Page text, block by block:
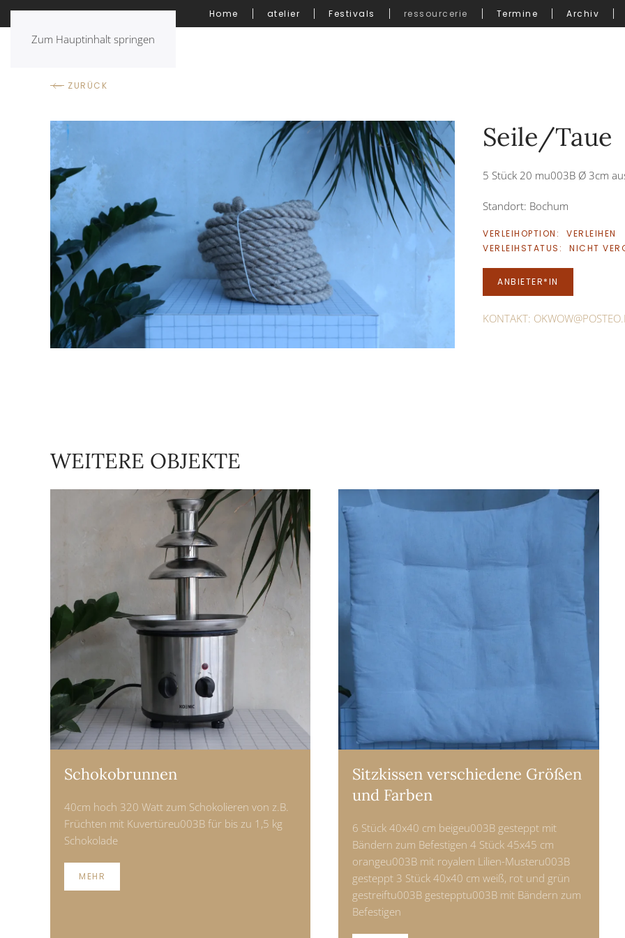
Zum Hauptinhalt springen
Home atelier Festivals ressourcerie Termine Archiv
ZURÜCK
Seile/Taue
5 Stück 20 mu003B Ø 3cm
Standort: Bochum
VERLEIHOPTION:
VERLEIHEN
VERLEIHSTATUS:
NICHT
ANBIETER*IN
KONTAKT:
WEITERE OBJEKTE
Schokobrunnen
40cm hoch 320 Watt zum Schokolieren von z.B.
Früchten mit Kuvertüreu003B für bis zu 1,5 kg
Schokolade
MEHR
Sitzkissen verschiedene Größen
und Farben
6 Stück 40x40 cm beigeu003B gesteppt mit
Bändern zum Befestigen 4 Stück 45x45 cm
orangeu003B mit royalem Lilien-Musteru003B
gesteppt 3 Stück 40x40 cm weiß, rot und grün
gestreiftu003B gestepptu003B mit Bändern zum
Befestigen